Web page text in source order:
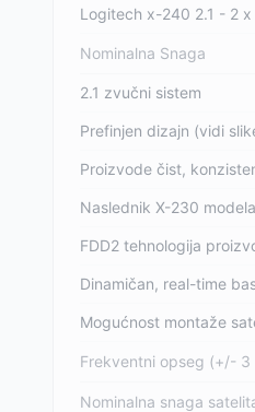
Logitech x-240 2.1 - 2
Nominalna Snaga
2.1 zvučni sistem
Prefinjen dizajn (vidi
Proizvode čist,
Naslednik X-230 modela
FDD2 tehnologija
Dinamičan, real-time
Mogućnost montaže
Frekventni opseg (+/- 3
Nominalna snaga